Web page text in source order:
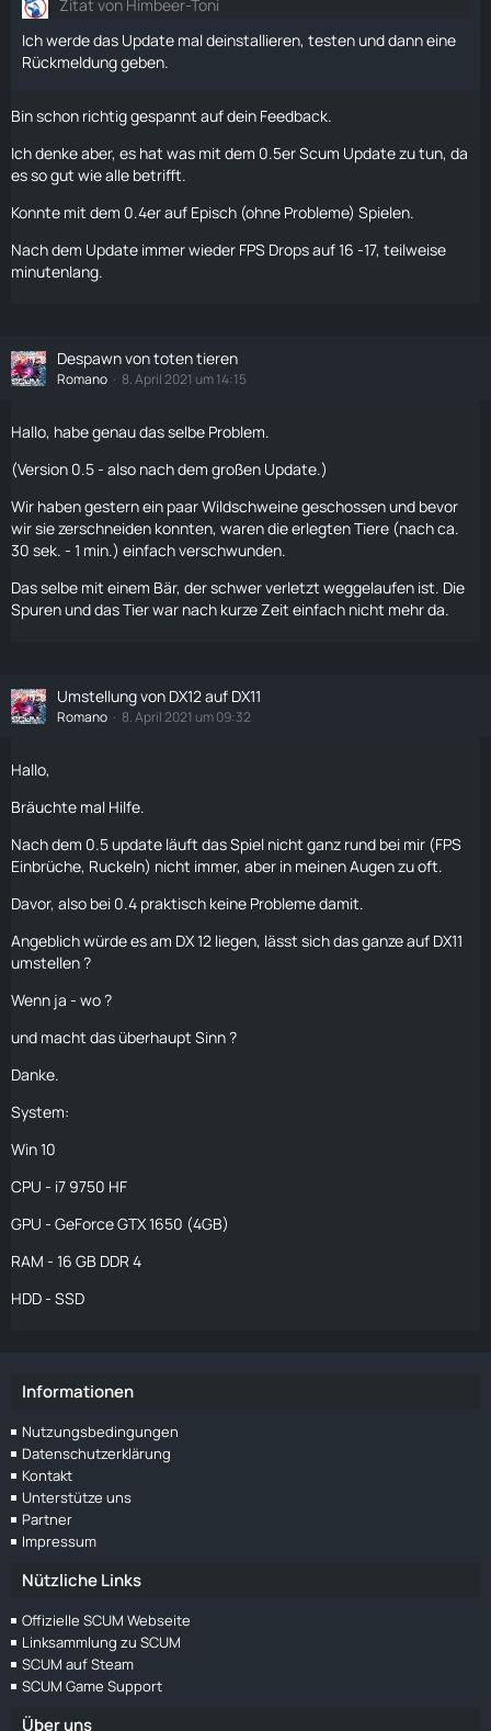
Zitat von Himbeer-Toni
Ich werde das Update mal deinstallieren, testen und dann eine
Rückmeldung geben.
Bin schon richtig gespannt auf dein Feedback.
Ich denke aber, es hat was mit dem 0.5er Scum Update zu tun, da
es so gut wie alle betrifft.
Konnte mit dem 0.4er auf Episch (ohne Probleme) Spielen.
Nach dem Update immer wieder FPS Drops auf 16 -17, teilweise
minutenlang.
Despawn von toten tieren
Romano 8. April 2021 um 14:15
Hallo, habe genau das selbe Problem.
(Version 0.5 - also nach dem großen Update.)
Wir haben gestern ein paar Wildschweine geschossen und bevor
wir sie zerschneiden konnten, waren die erlegtenTiere (nach ca.
30 sek. - 1 min.) einfach verschwunden.
Das selbe mit einem Bär, der schwer verletzt weggelaufen ist. Die
Spuren und das Tier war nach kurze Zeit einfach nicht mehr da.
Umstellung von DX12 auf DX11
Romano 8. April 2021 um 09:32
Hallo,
Bräuchte mal Hilfe.
Nach dem 0.5 update läuft das Spiel nicht ganz rund bei mir (FPS
Einbrüche, Ruckeln) nicht immer, aber in meinen Augen zu oft.
Davor, also bei 0.4 praktisch keine Probleme damit.
Angeblich würde es am DX 12 liegen, lässt sich das ganze auf DX11
umstellen ?
Wenn ja - wo ?
und macht das überhaupt Sinn ?
Danke.
System:
Win 10
CPU - i7 9750 HF
GPU - GeForce GTX 1650 (4GB)
RAM - 16 GB DDR 4
HDD - SSD
Informationen
Nutzungsbedingungen
Datenschutzerklärung
Kontakt
Unterstütze uns
Partner
Impressum
Nützliche Links
Offizielle SCUM Webseite
Linksammlung zu SCUM
SCUM auf Steam
SCUM Game Support
Über uns